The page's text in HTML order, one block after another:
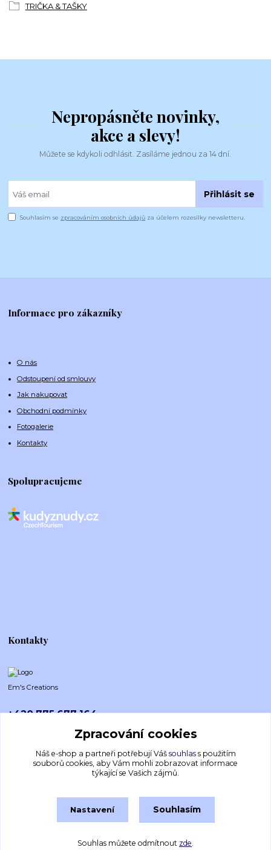
TRIČKA & TAŠKY
Nepropásněte novinky,
akce a slevy!
Můžete se kdykoli odhlásit. Zasíláme jednou za 14 dní.
Přihlásit se
Souhlasím se zpracováním osobních údajů za účelem rozesílky newsletteru.
Informace pro zákazníky
O nás
Odstoupení od smlouvy
Jak nakupovat
Obchodní podmínky
Fotogalerie
Kontakty
Spolupracujeme
Kontakty
Em's Creations
+420 775 677 164
emscreations.cz@gmail.com
Vytvořeno na Eshop-rychle.cz
Zpracování cookies
Náš e-shop a partneři potřebují Váš souhlass použitím
souborů cookies, aby Vám mohli zobrazovat informace
týkající se Vašich zájmů.
Nastavení Souhlasím
Souhlas můžete odmítnout zde